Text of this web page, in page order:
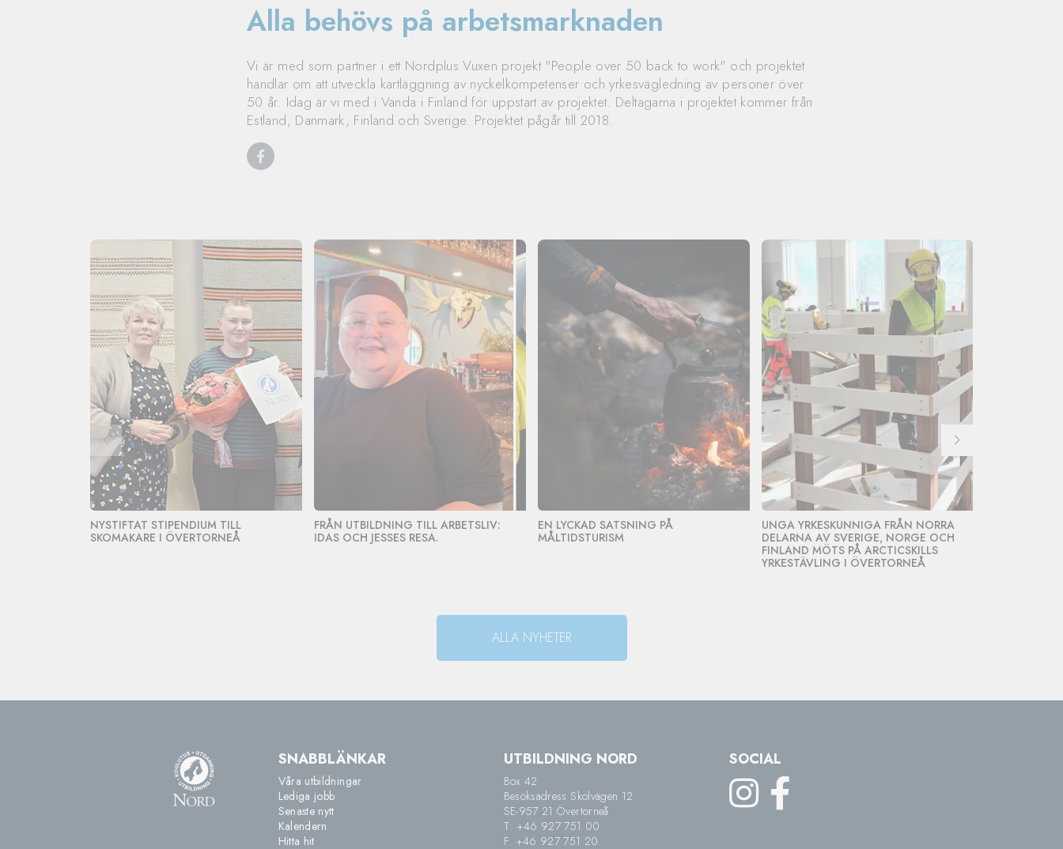
Alla behövs på arbetsmarknaden
Vi är med som partner i ett Nordplus Vuxen projekt "People over 50 back to work" och projektet
handlar om att utveckla kartläggning av nyckelkompetenser och yrkesvägledning av personer över
50 år. Idag är vi med i Vanda i Finland för uppstart av projektet. Deltagarna i projektet kommer från
Estland, Danmark, Finland och Sverige. Projektet pågår till 2018.
NYSTIFTAT STIPENDIUM TILL
SKOMAKARE I ÖVERTORNEÅ
FRÅN UTBILDNING TILL ARBETSLIV:
IDAS OCH JESSES RESA.
EN LYCKAD SATSNING PÅ
MÅLTIDSTURISM
UNGA YRKESKUNNIGA FRÅN NORRA
DELARNA AV SVERIGE, NORGE OCH
FINLAND MÖTS PÅ ARCTICSKILLS
YRKESTÄVLING I ÖVERTORNEÅ
ALLA NYHETER
SNABBLÄNKAR
Våra utbildningar
Lediga jobb
Senaste nytt
Kalendern
Hitta hit
UTBILDNING NORD
Box 42
Besöksadress Skolvägen 12
SE-957 21 Övertorneå
T: +46 927 751 00
F. +46 927 751 20
SOCIAL